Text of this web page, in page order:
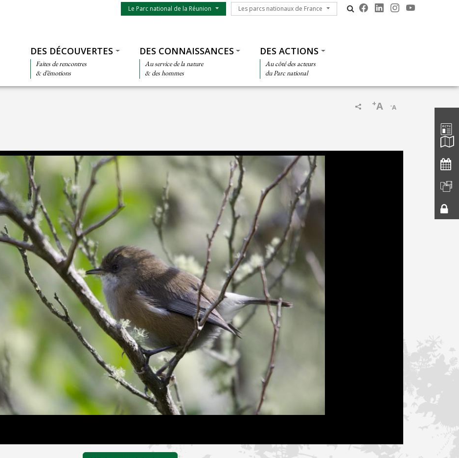
Menu du parc
Le Parc national de la Réunion Les parcs nationaux de France
Les parcs nationaux de France
DES DÉCOUVERTES
Faites de rencontres
& d’émotions
DES CONNAISSANCES
Au service de la nature
& des hommes
DES ACTIONS
Au côté des acteurs
du Parc national
-A
+A